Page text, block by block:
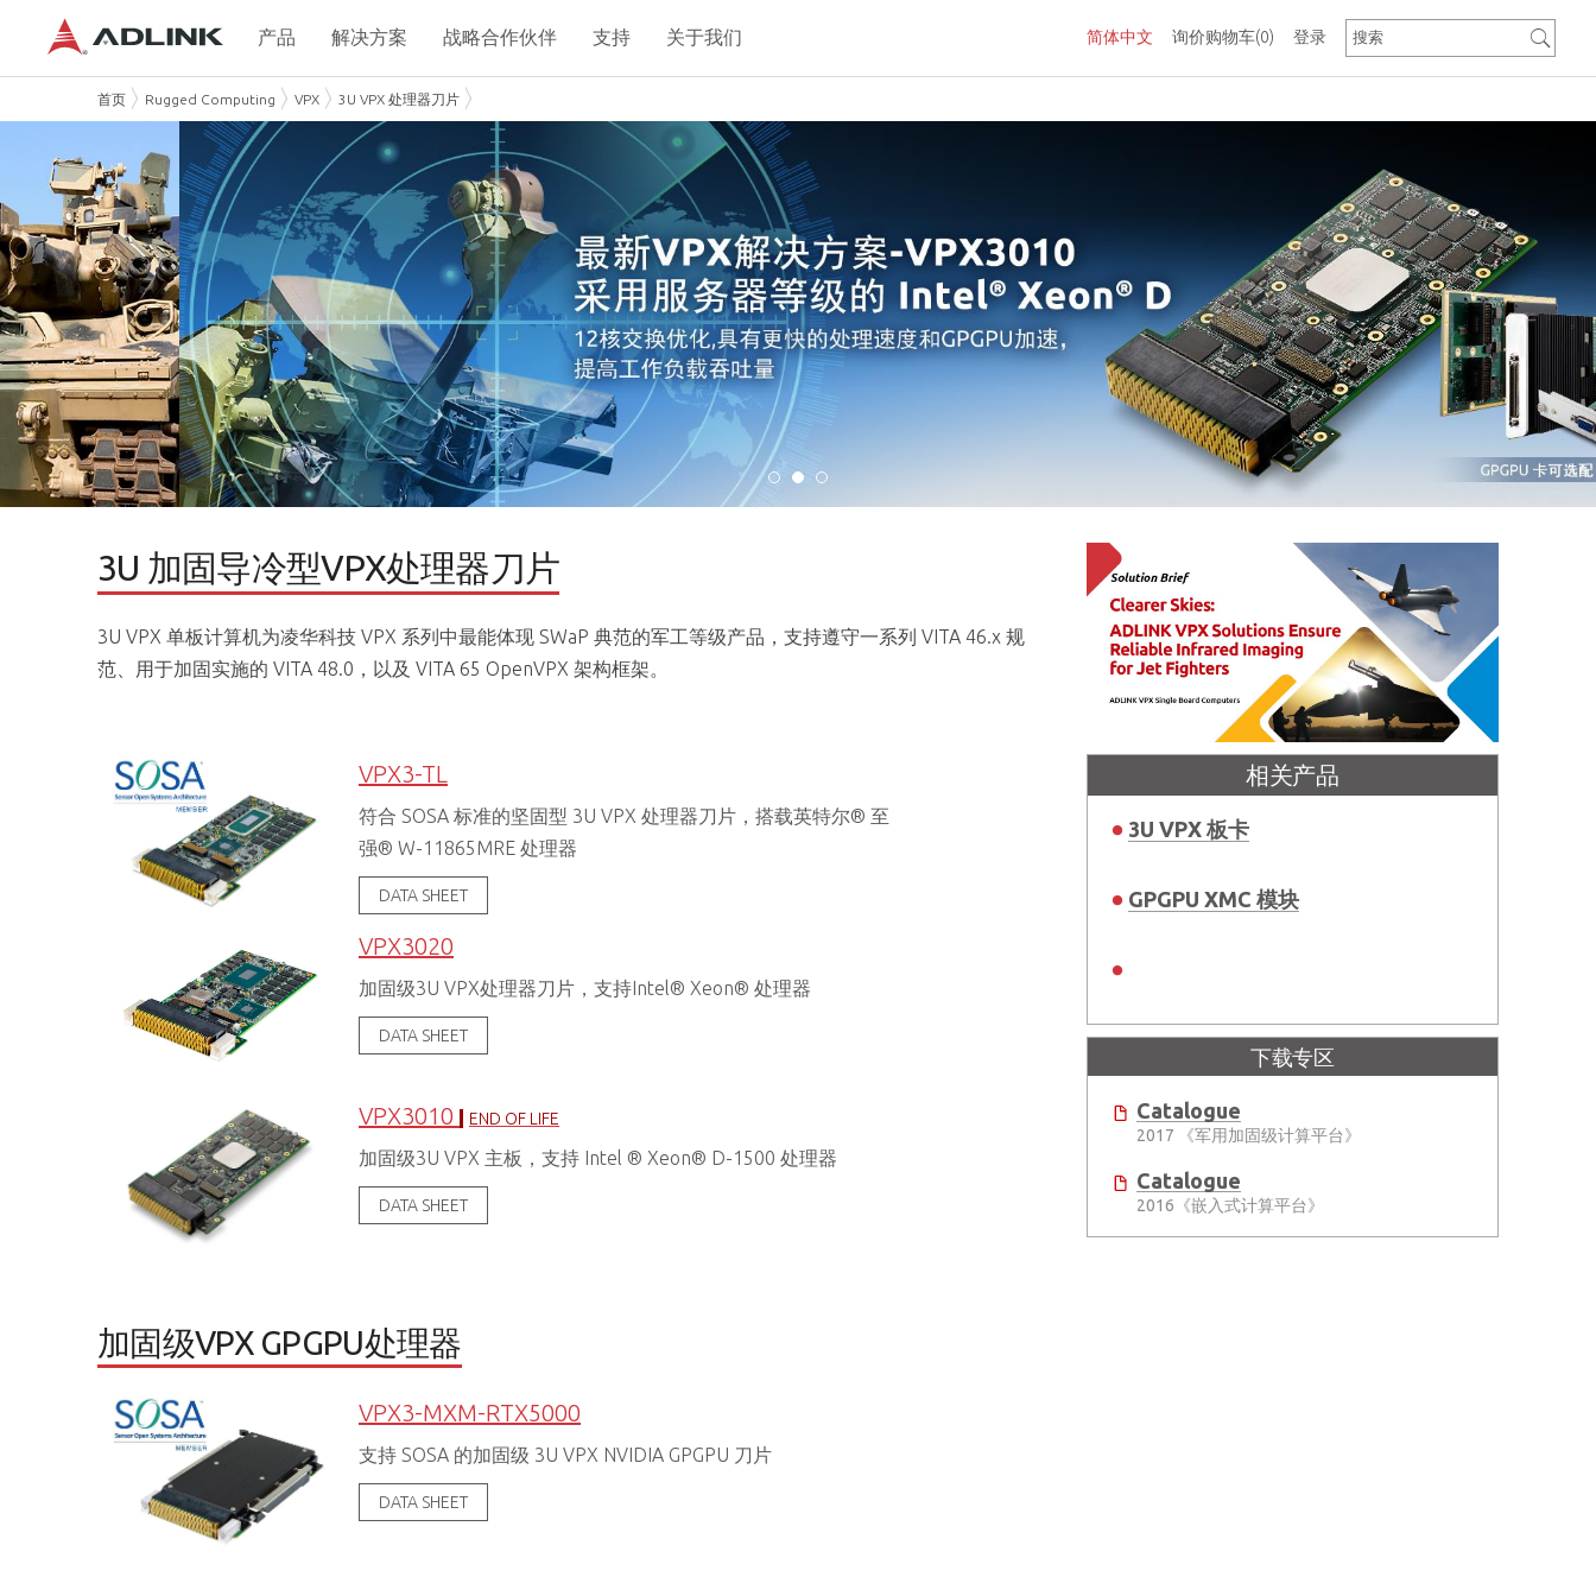
询价购物车(0)
简体中文 登录
产品 解决方案 战略合作伙伴 支持 关于我们
首页 Rugged Computing VPX 3U VPX 处理器刀片
3U 加固导冷型VPX处理器刀片
3U VPX 单板计算机为凌华科技 VPX 系列中最能体现 SWaP 典范的军工等级产品，支持遵守一系列 VITA 46.x 规
范、用于加固实施的 VITA 48.0，以及 VITA 65 OpenVPX 架构框架。
VPX3-TL
符合 SOSA 标准的坚固型 3U VPX 处理器刀片，搭载英特尔® 至
强® W-11865MRE 处理器
DATA SHEET
VPX3020
加固级3U VPX处理器刀片，支持Intel® Xeon® 处理器
DATA SHEET
VPX3010 END OF LIFE
加固级3U VPX 主板，支持 Intel ® Xeon® D-1500 处理器
DATA SHEET
相关产品
3U VPX 板卡
GPGPU XMC 模块
下载专区
Catalogue
2017 《军用加固级计算平台》
Catalogue
2016《嵌入式计算平台》
加固级VPX GPGPU处理器
VPX3-MXM-RTX5000
支持 SOSA 的加固级 3U VPX NVIDIA GPGPU 刀片
DATA SHEET